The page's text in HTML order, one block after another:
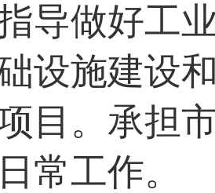
导做好工
设施建设
目。承担
常工作。